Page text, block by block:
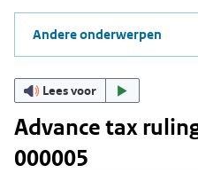
Andere onderwerpen
Lees voor
Advance tax
000005